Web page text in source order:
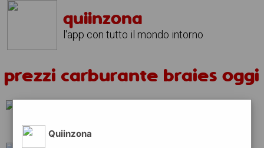
quiinzona
l'app con tutto il mondo intorno
prezzi carburante braies oggi
tamoil
Quiinzona